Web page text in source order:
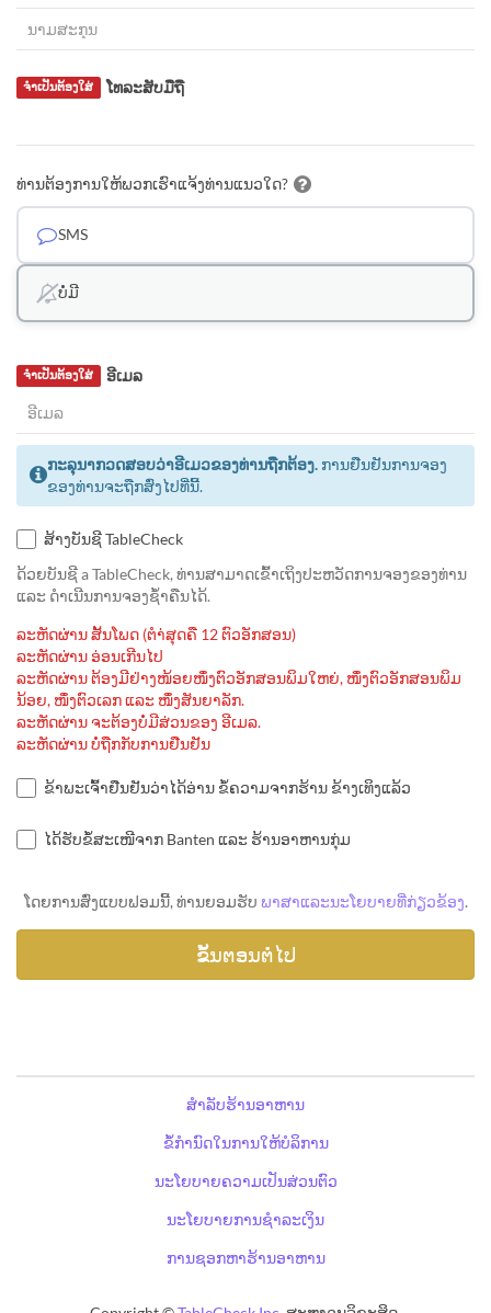
ໂທລະສັບມືຖື
ຈຳເປັນຕ້ອງໃສ່
ທ່ານຕ້ອງການໃຫ້ພວກເຮົາແຈ້ງທ່ານແນວໃດ?
SMS
ບໍ່ມີ
ອີເມລ
ຈຳເປັນຕ້ອງໃສ່
ກະລຸນາກວດສອບວ່າອີເມວຂອງທ່ານຖືກຕ້ອງ. ການຢືນຢັນການຈອງ
ຂອງທ່ານຈະຖືກສົ່ງໄປທີ່ນີ້.
ສ້າງບັນຊີ TableCheck
ດ້ວຍບັນຊີ a TableCheck, ທ່ານສາມາດເຂົ້າເຖິງປະຫວັດການຈອງຂອງທ່ານ
ແລະ ດຳເນີນການຈອງຊ້ຳຄືນໄດ້.
ລະຫັດຜ່ານ ສັ້ນໂພດ (ຕຳ່ສຸດຄື 12 ຕົວອັກສອນ)
ລະຫັດຜ່ານ ອ່ອນເກີນໄປ
ລະຫັດຜ່ານ ຕ້ອງມີຢ່າງໜ້ອຍໜຶ່ງຕົວອັກສອນພິມໃຫຍ່, ໜຶ່ງຕົວອັກສອນພິມ
ນ້ອຍ, ໜຶ່ງຕົວເລກ ແລະ ໜຶ່ງສັນຍາລັກ.
ລະຫັດຜ່ານ ຈະຕ້ອງບໍ່ມີສ່ວນຂອງ ອີເມລ.
ລະຫັດຜ່ານ ບໍ່ຖືກກັບການຢືນຢັນ
ຂ້າພະເຈົ້າຢືນຢັນວ່າໄດ້ອ່ານ ຂໍ້ຄວາມຈາກຮ້ານ ຂ້າງເທິງແລ້ວ
ໄດ້ຮັບຂໍ້ສະເໜີຈາກ Banten ແລະ ຮ້ານອາຫານກຸ່ມ
ໂດຍການສົ່ງແບບຟອມນີ້, ທ່ານຍອມຮັບ ພາສາແລະນະໂຍບາຍທີ່ກ່ຽວຂ້ອງ.
ສຳລັບຮ້ານອາຫານ
ຂໍ້ກຳນົດໃນການໃຫ້ບໍລິການ
ນະໂຍບາຍຄວາມເປັນສ່ວນຕົວ
ນະໂຍບາຍການຊຳລະເງິນ
ການຊອກຫາຮ້ານອາຫານ